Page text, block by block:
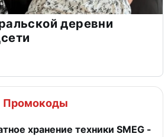
деревни
Промокоды
хранение техники SMEG -